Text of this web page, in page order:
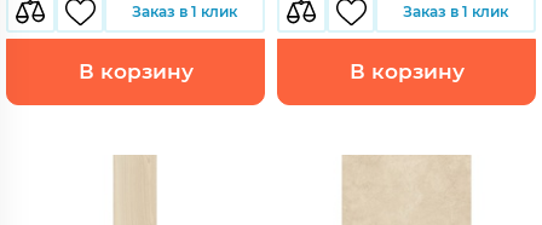
Заказ в 1 клик
В корзину
Заказ в 1 клик
В корзину